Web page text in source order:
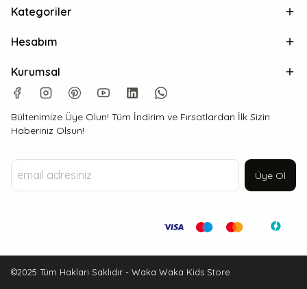
Kategoriler
Hesabım
Kurumsal
Bültenimize Üye Olun! Tüm İndirim ve Fırsatlardan İlk Sizin
Haberiniz Olsun!
Üye Ol
©2025 Tüm Hakları Saklıdır - Waka Waka Kids Store